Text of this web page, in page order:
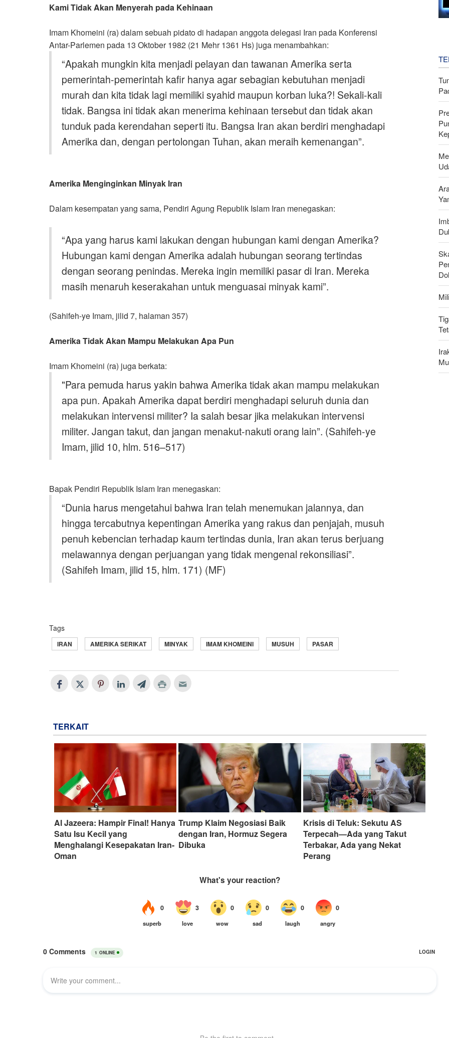
Kami Tidak Akan Menyerah pada Kehinaan
Imam Khomeini (ra) dalam sebuah pidato di hadapan anggota delegasi Iran pada Konferensi
Antar-Parlemen pada 13 Oktober 1982 (21 Mehr 1361 Hs) juga menambahkan:
“Apakah mungkin kita menjadi pelayan dan tawanan Amerika serta
pemerintah-pemerintah kafir hanya agar sebagian kebutuhan menjadi
murah dan kita tidak lagi memiliki syahid maupun korban luka?! Sekali-kali
tidak. Bangsa ini tidak akan menerima kehinaan tersebut dan tidak akan
tunduk pada kerendahan seperti itu. Bangsa Iran akan berdiri menghadapi
Amerika dan, dengan pertolongan Tuhan, akan meraih kemenangan.”
Amerika Menginginkan Minyak Iran
Dalam kesempatan yang sama, Pendiri Agung Republik Islam Iran menegaskan:
“Apa yang harus kami lakukan dengan hubungan kami dengan Amerika?
Hubungan kami dengan Amerika adalah hubungan seorang tertindas
dengan seorang penindas. Mereka ingin memiliki pasar di Iran. Mereka
masih menaruh keserakahan untuk menguasai minyak kami.”
(Sahifeh-ye Imam, jilid 7, halaman 357)
Amerika Tidak Akan Mampu Melakukan Apa Pun
Imam Khomeini (ra) juga berkata:
"Para pemuda harus yakin bahwa Amerika tidak akan mampu melakukan
apa pun. Apakah Amerika dapat berdiri menghadapi seluruh dunia dan
melakukan intervensi militer? Ia salah besar jika melakukan intervensi
militer. Jangan takut, dan jangan menakut-nakuti orang lain.” (Sahifeh-ye
Imam, jilid 10, hlm. 516–517)
Bapak Pendiri Republik Islam Iran menegaskan:
“Dunia harus mengetahui bahwa Iran telah menemukan jalannya, dan
hingga tercabutnya kepentingan Amerika yang rakus dan penjajah, musuh
penuh kebencian terhadap kaum tertindas dunia, Iran akan terus berjuang
melawannya dengan perjuangan yang tidak mengenal rekonsiliasi.”
(Sahifeh Imam, jilid 15, hlm. 171) (MF)
Tags
IRAN AMERIKA SERIKAT MINYAK IMAM KHOMEINI MUSUH PASAR
TERKAIT
Al Jazeera: Hampir Final! Hanya
Satu Isu Kecil yang
Menghalangi Kesepakatan Iran-
Oman
Trump Klaim Negosiasi Baik
dengan Iran, Hormuz Segera
Dibuka
Krisis di Teluk: Sekutu AS
Terpecah—Ada yang Takut
Terbakar, Ada yang Nekat
Perang